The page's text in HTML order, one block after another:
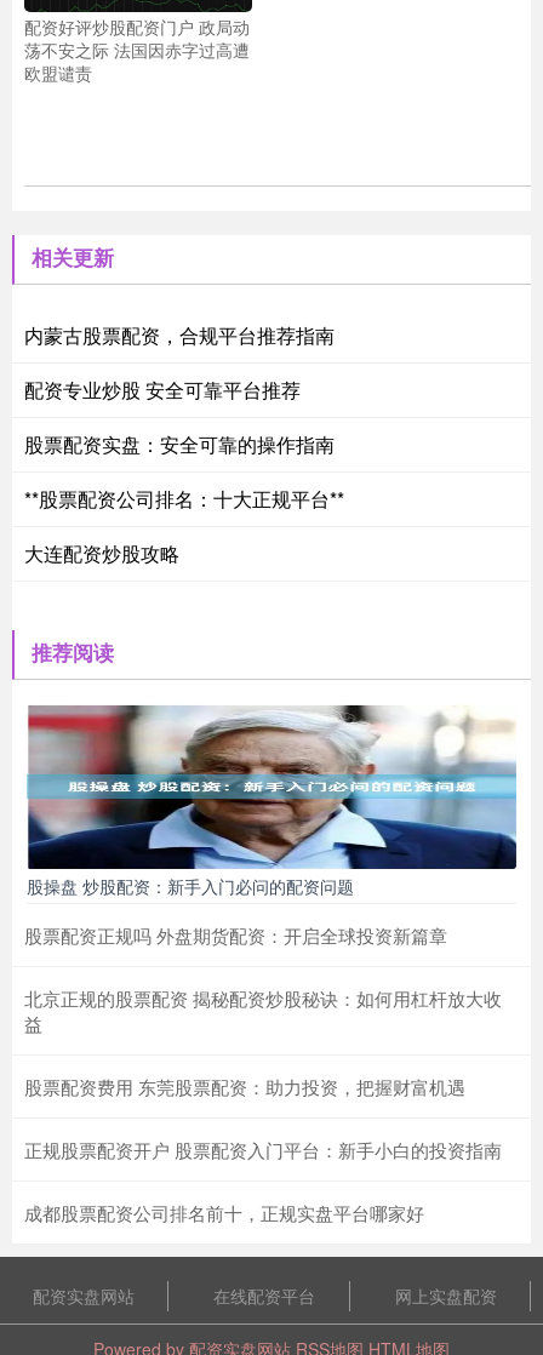
配资好评炒股配资门户 政局动
荡不安之际 法国因赤字过高遭
欧盟谴责
相关更新
内蒙古股票配资，合规平台推荐指南
配资专业炒股 安全可靠平台推荐
股票配资实盘：安全可靠的操作指南
**股票配资公司排名：十大正规平台**
大连配资炒股攻略
推荐阅读
股操盘 炒股配资：新手入门必问的配资问题
股票配资正规吗 外盘期货配资：开启全球投资新篇章
北京正规的股票配资 揭秘配资炒股秘诀：如何用杠杆放大收
益
股票配资费用 东莞股票配资：助力投资，把握财富机遇
正规股票配资开户 股票配资入门平台：新手小白的投资指南
成都股票配资公司排名前十，正规实盘平台哪家好
配资实盘网站 在线配资平台 网上实盘配资
Powered by 配资实盘网站 RSS地图 HTML地图